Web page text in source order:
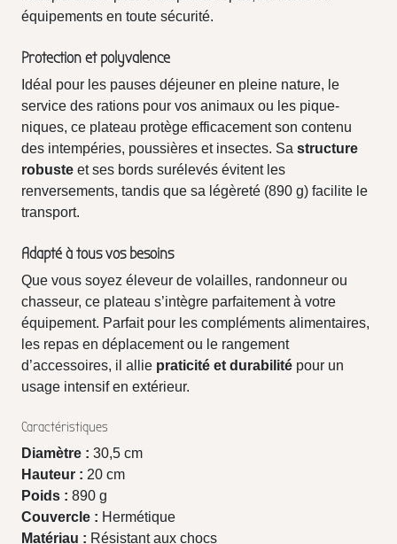
équipements en toute sécurité.
Protection et polyvalence
Idéal pour les pauses déjeuner en pleine nature, le
service des rations pour vos animaux ou les pique-
niques, ce plateau protège efficacement son contenu
des intempéries, poussières et insectes. Sa structure
robuste et ses bords surélevés évitent les
renversements, tandis que sa légèreté (890 g) facilite le
transport.
Adapté à tous vos besoins
Que vous soyez éleveur de volailles, randonneur ou
chasseur, ce plateau s’intègre parfaitement à votre
équipement. Parfait pour les compléments alimentaires,
les repas en déplacement ou le rangement
d’accessoires, il allie praticité et durabilité pour un
usage intensif en extérieur.
Caractéristiques
Diamètre : 30,5 cm
Hauteur : 20 cm
Poids : 890 g
Couvercle : Hermétique
Matériau : Résistant aux chocs